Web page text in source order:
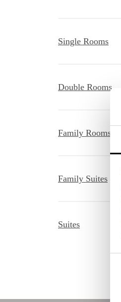
Single Rooms
Double Rooms
Family Rooms
Family Suites
Suites